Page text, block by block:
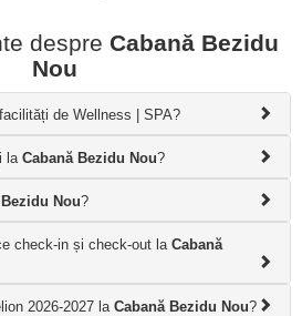
despre Cabană Bezidu
Nou
de Wellness | SPA?
la Cabană Bezidu Nou?
Nou?
check-in și check-out la Cabană
2026-2027 la Cabană Bezidu Nou?